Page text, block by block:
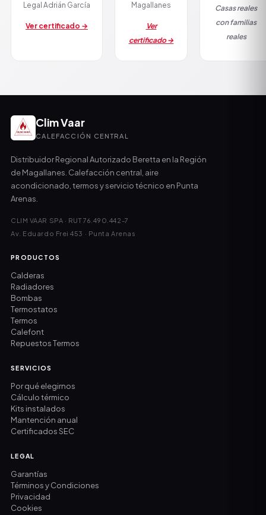
Legal Adrián García
Ver certificado →
Magallanes
Ver
certificado →
Casas reales
con familias
reales
Clim Vaar
CALEFACCIÓN CENTRAL
Distribuidor Regional Autorizado Beretta en la Región
de Magallanes. Calefacción central, aire
acondicionado, termos y servicio técnico en Punta
Arenas.
CLIM VAAR SPA · RUT 76.490.442-7
Av. Eduardo Frei 453 · Punta Arenas
PRODUCTOS
Calderas
Radiadores
Bombas
Termostatos
Termos
Calefont
Repuestos Termos
SERVICIOS
Por qué elegirnos
Cálculo térmico
Kits instalados
Mantención anual
Certificados SEC
LEGAL
Garantías
Términos y Condiciones
Privacidad
Cookies